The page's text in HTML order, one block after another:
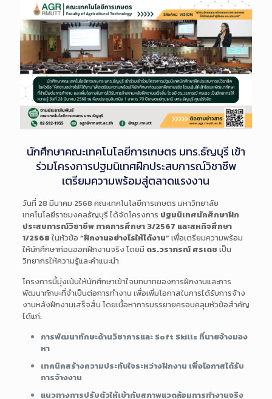
นักศึกษาคณะเทคโนโลยีการเกษตร มทร.ธัญบุรี เข้า
ร่วมโครงการปฐมนิเทศฝึกประสบการณ์วิชาชีพ
เตรียมความพร้อมสู่ตลาดแรงงาน
วันที่ 28 มีนาคม 2568 คณะเทคโนโลยีการเกษตร มหาวิทยาลัย
เทคโนโลยีราชมงคลธัญบุรี ได้จัดโครงการ ปฐมนิเทศนักศึกษาฝึก
ประสบการณ์วิชาชีพ ภาคการศึกษา 3/2567 และสหกิจศึกษา
1/2568 ในหัวข้อ “ฝึกงานอย่างไรให้ได้งาน” เพื่อเตรียมความพร้อม
ให้นักศึกษาก่อนออกฝึกงานจริง โดยมี ดร.วราภรณ์ ศรเดช เป็น
วิทยากรให้ความรู้และคำแนะนำ
โครงการนี้มุ่งเน้นให้นักศึกษาเข้าใจบทบาทของการฝึกงานและการ
พัฒนาทักษะที่จำเป็นต่อการทำงาน เพื่อเพิ่มโอกาสในการได้รับการจ้าง
งานหลังฝึกงานเสร็จสิ้น โดยเนื้อหาการบรรยายครอบคลุมหัวข้อสำคัญ
ได้แก่:
การพัฒนาทักษะด้านวิชาการและ Soft Skills ที่นายจ้างมอง
หา
เทคนิคสร้างความประทับใจระหว่างฝึกงาน เพื่อโอกาสได้รับ
การจ้างงาน
แนวทางการปรับตัวให้เข้ากับสภาพแวดล้อมการทำงานจริง